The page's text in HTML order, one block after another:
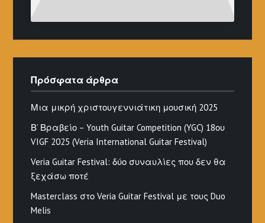
Πρόσφατα άρθρα
Μια μικρή χριστουγεννιάτικη μουσική 2025
Β’ Βραβείο – Youth Guitar Competition (YGC) 18ου
VIGF 2025 (Veria International Guitar Festival)
Veria Guitar Festival: δύο συναυλίες που δεν θα
ξεχάσω ποτέ
Masterclass στο Veria Guitar Festival με τους Duo
Melis